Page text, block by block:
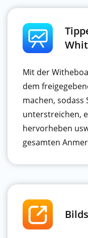
Mit der
dem
machen, sodass
unterstreichen,
hervorheben
gesamten